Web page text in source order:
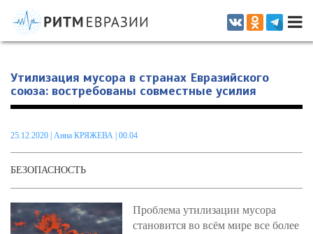
Информационно-аналитическое издание, посвященное актуальным
проблемам интеграции на постсоветском пространстве
Утилизация мусора в странах Евразийского
союза: востребованы совместные усилия
25.12.2020 Анна КРЯЖЕВА | 00.04
БЕЗОПАСНОСТЬ
Проблема утилизации мусора
становится во всём мире все более